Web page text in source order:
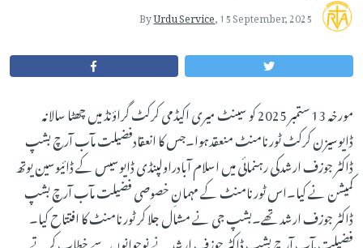
ByUrdu Service,15 September, 2025
مورخہ 13 ستمبر 2025 کو سینٹ میری اکیڈمی کرکٹ گراؤنڈ میں چھٹا سالانہ
ڈایوسیزن کرکٹ ٹورنامنٹ منعقدہوا۔جس کا انعقادفضیلت مآب آرچ بشپ
ڈاکٹر جوزف ارشدکی رہنمائی میں اسلام آبادراولپنڈی ڈایوسیس کے ڈائیوسین یوتھ
کمیشن نے کیا۔اس ٹورنامنٹ کے مہمانِ خصوصی فضیلت مآب آرچ بشپ
ڈاکٹر جوزف ارشد تھے۔بشپ جی نے مشال جلا کر ٹورنامنٹ کا افتتاح کیا۔